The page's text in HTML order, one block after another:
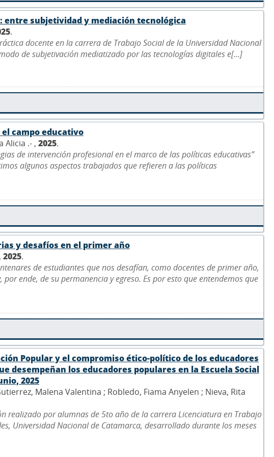
entre subjetividad y mediación tecnológica
.
docente en la carrera de Trabajo Social de la Universidad Nacional
de subjetivación mediatizado por las tecnologías digitales e[...]
campo educativo
Alicia .- , 2025.
de intervención profesional en el marco de las políticas educativas”
algunos aspectos trabajados que refieren a las políticas
y desafíos en el primer año
2025.
de estudiantes que nos desafían, como docentes de primer año,
ende, de su permanencia y egreso. Es por esto que entendemos que
Popular y el compromiso ético-político de los educadores
desempeñan los educadores populares en la Escuela Social
2025
Malena Valentina ; Robledo, Fiama Anyelen ; Nieva, Rita
realizado por alumnas de 5to año de la carrera Licenciatura en Trabajo
Universidad Nacional de Catamarca, desarrollado durante los meses